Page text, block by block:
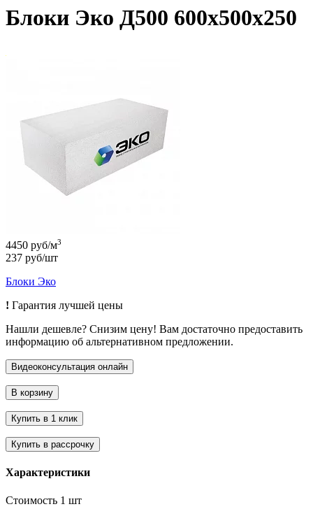
Блоки Эко Д500 600х500х250
4450 руб/м3
237 руб/шт
Блоки Эко
! Гарантия лучшей цены
Нашли дешевле? Снизим цену! Вам достаточно предоставить
информацию об альтернативном предложении.
Характеристики
Стоимость 1 шт